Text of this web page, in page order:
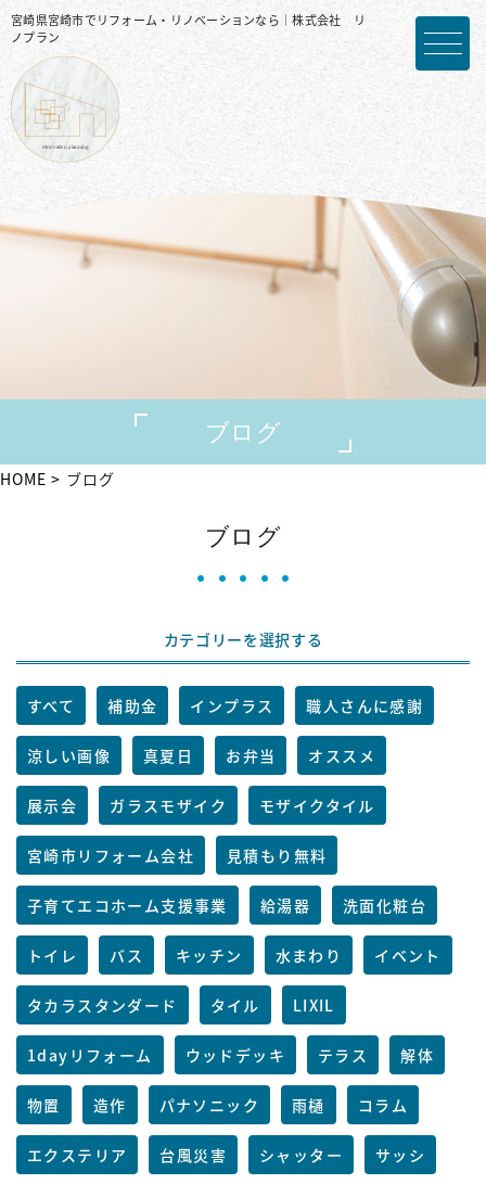
宮崎県宮崎市でリフォーム・リノベーションなら｜株式会社 リ
ノプラン
ブログ
HOME ブログ
ブログ
カテゴリーを選択する
すべて 補助金 インプラス 職人さんに感謝
涼しい画像 真夏日 お弁当 オススメ
展示会 ガラスモザイク モザイクタイル
宮崎市リフォーム会社 見積もり無料
子育てエコホーム支援事業 給湯器 洗面化粧台
トイレ バス キッチン 水まわり イベント
タカラスタンダード タイル LIXIL
1dayリフォーム ウッドデッキ テラス 解体
物置 造作 パナソニック 雨樋 コラム
エクステリア 台風災害 シャッター サッシ